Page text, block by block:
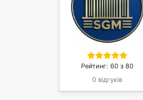
Рейтинг: 60 з 80
0 відгуків